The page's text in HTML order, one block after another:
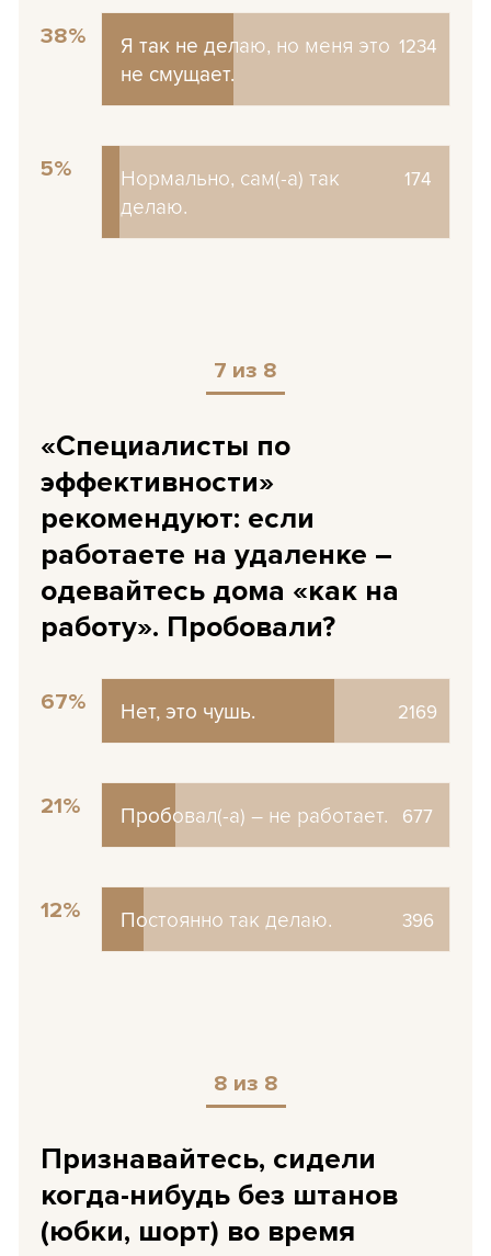
38% 1234
Я так не делаю, но меня это
не смущает.
Я так не делаю, но меня это
не смущает.
5% 174
Нормально, сам(-а) так
делаю.
Нормально, сам(-а) так
делаю.
7 из 8
«Специалисты по
эффективности»
рекомендуют: если
работаете на удаленке –
одевайтесь дома «как на
работу». Пробовали?
67% 2169
Нет, это чушь.
Нет, это чушь.
21% 677
Пробовал(-а) – не работает.
Пробовал(-а) – не работает.
12% 396
Постоянно так делаю.
Постоянно так делаю.
8 из 8
Признавайтесь, сидели
когда-нибудь без штанов
(юбки, шорт) во время